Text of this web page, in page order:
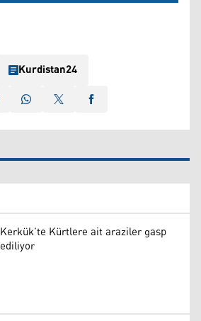
Kurdistan24
Kerkük’te Kürtlere ait araziler gasp
ediliyor